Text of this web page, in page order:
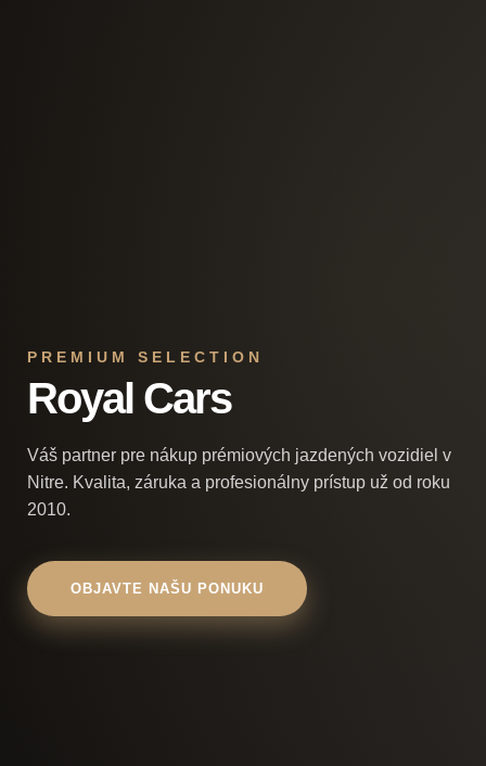
PREMIUM SELECTION
Royal Cars
Váš partner pre nákup prémiových jazdených vozidiel v
Nitre. Kvalita, záruka a profesionálny prístup už od roku
2010.
OBJAVTE NAŠU PONUKU